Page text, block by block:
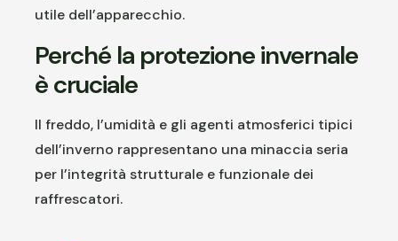
utile dell’apparecchio.
Perché la protezione invernale
è cruciale
Il freddo, l’umidità e gli agenti atmosferici tipici
dell’inverno rappresentano una minaccia seria
per l’integrità strutturale e funzionale dei
raffrescatori.